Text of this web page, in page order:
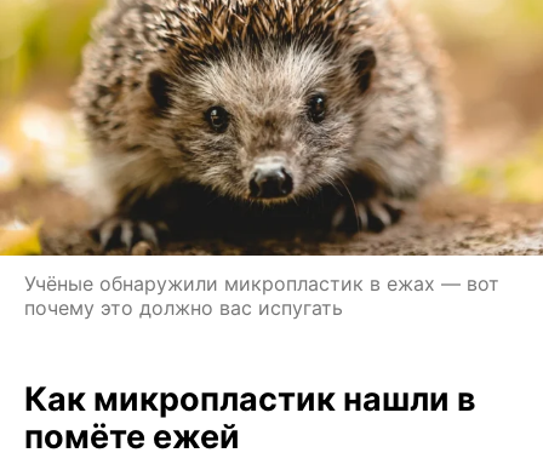
Учёные обнаружили микропластик в ежах — вот
почему это должно вас испугать
Как микропластик нашли в
помёте ежей